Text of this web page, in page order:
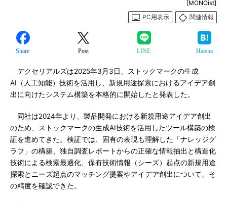
[MONOist]
PC用表示
関連情報
Share Post LINE Hatena
デクセリアルズは2025年3月3日、ストックマークの生成
AI（人工知能）技術を活用し、新規用途探索におけるアイデア創
出に向けたシステム構築を本格的に開始したと発表した。
同社は2024年より、製品開発における新規用途アイデア創出
のため、ストックマークの生成AI技術を活用したツール構築の検
証を進めてきた。検証では、固有の表現も理解した「ナレッジグ
ラフ」の構築、独自調査レポートからの正確な情報抽出と構造化
技術による検索最適化、保有技術情報（シーズ）起点の新規用途
探索とニーズ起点のマッチング提案やアイデア創出について、そ
の精度を確認できた。